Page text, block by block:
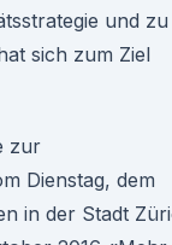
und zu
sich zum Ziel
zur
Dienstag, dem
in der Stadt